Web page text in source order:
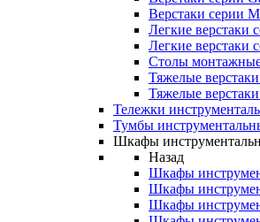
Верстаки серии
Легкие верстаки
Легкие верстаки
Столы
Тяжелые
Тяжелые
Тележки
Тумбы
Шкафы
Назад
Шкафы
Шкафы
Шкафы